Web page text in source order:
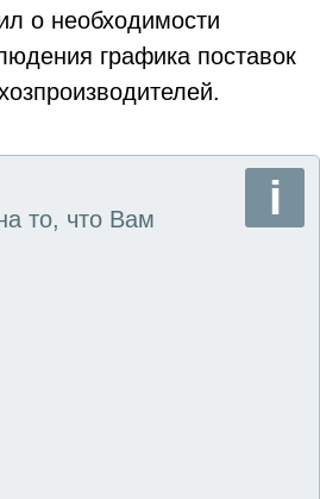
о необходимости
графика поставок
то, что Вам